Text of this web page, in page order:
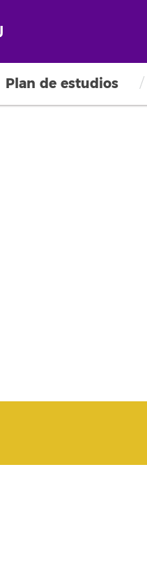
Plan de estudios